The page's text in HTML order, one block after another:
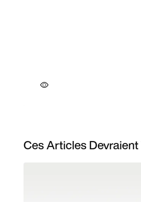
Ces Articles Devraient